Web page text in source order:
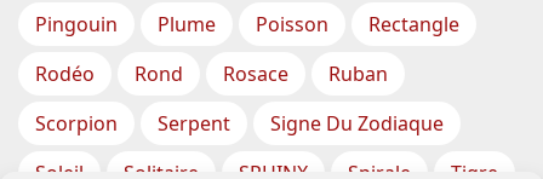
Pingouin
Plume Poisson
Rectangle
Rodéo
Rond Rosace
Ruban
Scorpion
Serpent
Signe Du Zodiaque
Soleil
Solitaire SPHINX Spirale Tigre